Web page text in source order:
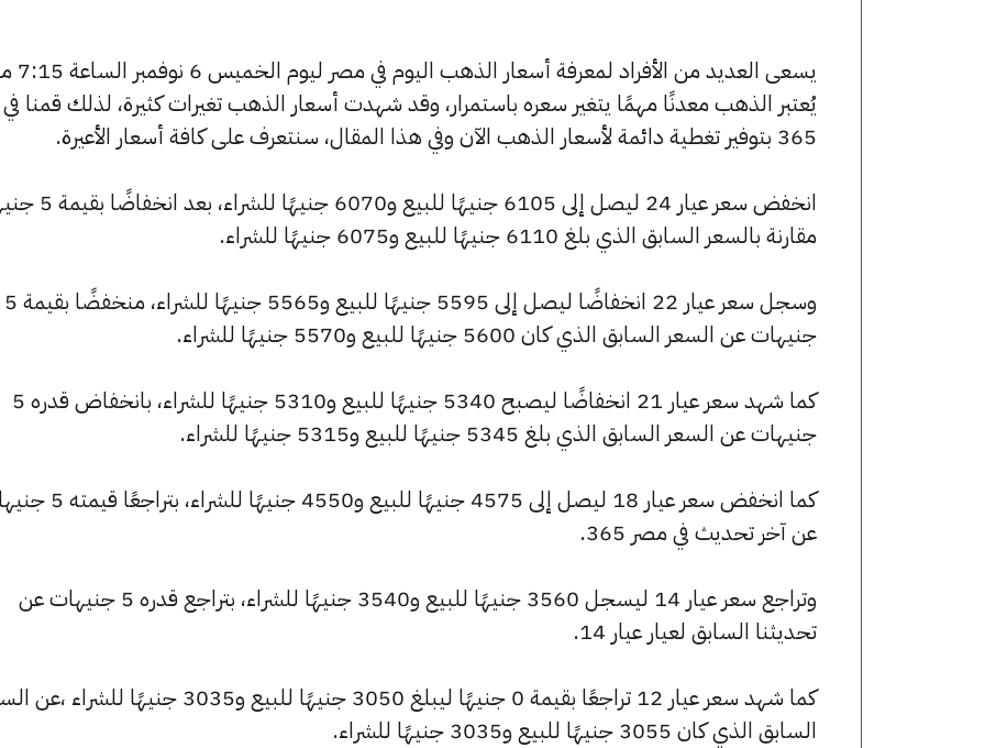
يسعى العديد
يُعتبر الذهب معدنًا مهمًا يتغير سعره باستمرار، وقد شهدت أسعار الذهب تغيرات كثيرة، لذلك قمنا
365 بتوفير تغطية دائمة لأسعار الذهب الآن وفي هذا المقال، سنتعرف على كافة أسعار الأعيرة.
انخفض سعر عيار 24 ليصل إلى 6105 جنيهًا
مقارنة بالسعر السابق الذي بلغ 6110 جنيهًا للبيع و6075 جنيهًا للشراء.
وسجل سعر عيار 22 انخفاضًا ليصل إلى 5595 جنيهًا للبيع و5565 جنيهًا للشراء، منخفضًا بقيمة 5
جنيهات عن السعر السابق الذي كان 5600 جنيهًا للبيع و5570 جنيهًا للشراء.
كما شهد سعر عيار 21 انخفاضًا ليصبح 5340 جنيهًا للبيع و5310 جنيهًا للشراء، بانخفاض قدره 5
جنيهات عن السعر السابق الذي بلغ 5345 جنيهًا للبيع و5315 جنيهًا للشراء.
كما انخفض سعر عيار 18 ليصل إلى 4575 جنيهًا للبيع و4550
عن آخر تحديث في مصر 365.
وتراجع سعر عيار 14 ليسجل 3560 جنيهًا للبيع و3540 جنيهًا للشراء، بتراجع قدره 5 جنيهات عن
تحديثنا السابق لعيار عيار 14.
كما شهد سعر عيار 12 تراجعًا بقيمة 0 جنيهًا ليبلغ 3050 جنيهًا للبيع و3035 جنيهًا
السابق الذي كان 3055 جنيهًا للبيع و3035 جنيهًا للشراء.